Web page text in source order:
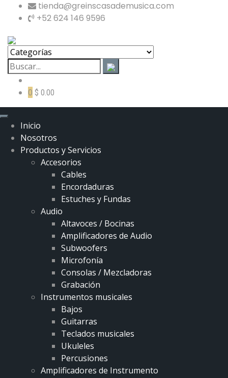
tienda@greinscasademusica.com
+52 624 146 9596
0 $ 0.00
Inicio
Nosotros
Productos y Servicios
Accesorios
Cables
Encordaduras
Estuches y Fundas
Audio
Altavoces / Bocinas
Amplificadores de Audio
Subwoofers
Microfonía
Consolas / Mezcladoras
Grabación
Instrumentos musicales
Bajos
Guitarras
Teclados musicales
Ukuleles
Percusiones
Amplificadores de Instrumento